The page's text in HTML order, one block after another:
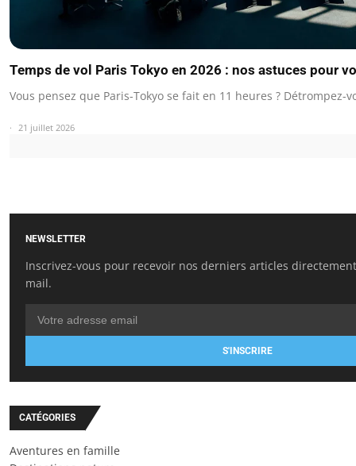
Temps de vol Paris Tokyo en 2026 : nos astuces pour
Vous pensez que Paris-Tokyo se fait en 11 heures ? Détrompez-
21 juillet 2026
NEWSLETTER
Inscrivez-vous pour recevoir nos derniers articles
mail.
S'INSCRIRE
CATÉGORIES
Aventures en famille